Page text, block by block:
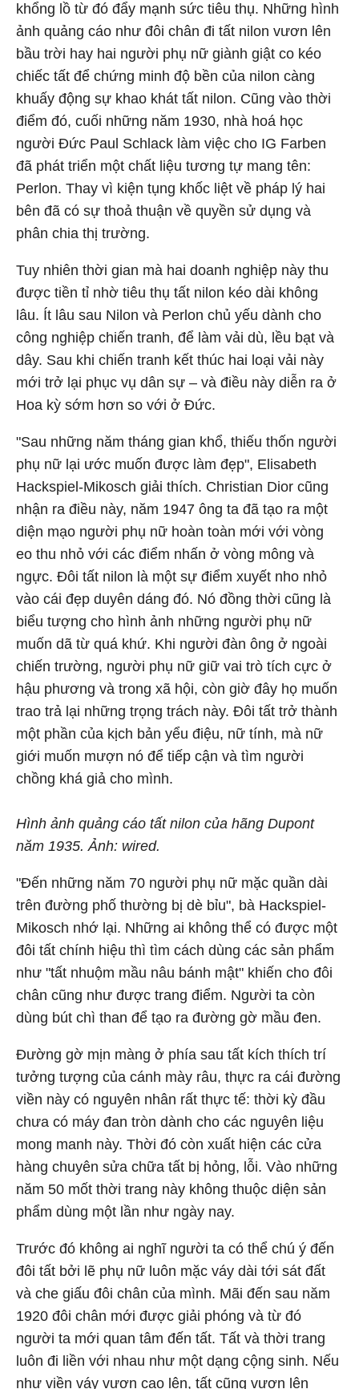
khổng lồ từ đó đẩy mạnh sức tiêu thụ. Những hình
ảnh quảng cáo như đôi chân đi tất nilon vươn lên
bầu trời hay hai người phụ nữ giành giật co kéo
chiếc tất để chứng minh độ bền của nilon càng
khuấy động sự khao khát tất nilon. Cũng vào thời
điểm đó, cuối những năm 1930, nhà hoá học
người Đức Paul Schlack làm việc cho IG Farben
đã phát triển một chất liệu tương tự mang tên:
Perlon. Thay vì kiện tụng khốc liệt về pháp lý hai
bên đã có sự thoả thuận về quyền sử dụng và
phân chia thị trường.
Tuy nhiên thời gian mà hai doanh nghiệp này thu
được tiền tỉ nhờ tiêu thụ tất nilon kéo dài không
lâu. Ít lâu sau Nilon và Perlon chủ yếu dành cho
công nghiệp chiến tranh, để làm vải dù, lều bạt và
dây. Sau khi chiến tranh kết thúc hai loại vải này
mới trở lại phục vụ dân sự – và điều này diễn ra ở
Hoa kỳ sớm hơn so với ở Đức.
"Sau những năm tháng gian khổ, thiếu thốn người
phụ nữ lại ước muốn được làm đẹp", Elisabeth
Hackspiel-Mikosch giải thích. Christian Dior cũng
nhận ra điều này, năm 1947 ông ta đã tạo ra một
diện mạo người phụ nữ hoàn toàn mới với vòng
eo thu nhỏ với các điểm nhấn ở vòng mông và
ngực. Đôi tất nilon là một sự điểm xuyết nho nhỏ
vào cái đẹp duyên dáng đó. Nó đồng thời cũng là
biểu tượng cho hình ảnh những người phụ nữ
muốn dã từ quá khứ. Khi người đàn ông ở ngoài
chiến trường, người phụ nữ giữ vai trò tích cực ở
hậu phương và trong xã hội, còn giờ đây họ muốn
trao trả lại những trọng trách này. Đôi tất trở thành
một phần của kịch bản yểu điệu, nữ tính, mà nữ
giới muốn mượn nó để tiếp cận và tìm người
chồng khá giả cho mình.
Hình ảnh quảng cáo tất nilon của hãng Dupont
năm 1935. Ảnh: wired.
"Đến những năm 70 người phụ nữ mặc quần dài
trên đường phố thường bị dè bỉu", bà Hackspiel-
Mikosch nhớ lại. Những ai không thể có được một
đôi tất chính hiệu thì tìm cách dùng các sản phẩm
như "tất nhuộm mầu nâu bánh mật" khiến cho đôi
chân cũng như được trang điểm. Người ta còn
dùng bút chì than để tạo ra đường gờ mầu đen.
Đường gờ mịn màng ở phía sau tất kích thích trí
tưởng tượng của cánh mày râu, thực ra cái đường
viền này có nguyên nhân rất thực tế: thời kỳ đầu
chưa có máy đan tròn dành cho các nguyên liệu
mong manh này. Thời đó còn xuất hiện các cửa
hàng chuyên sửa chữa tất bị hỏng, lỗi. Vào những
năm 50 mốt thời trang này không thuộc diện sản
phẩm dùng một lần như ngày nay.
Trước đó không ai nghĩ người ta có thể chú ý đến
đôi tất bởi lẽ phụ nữ luôn mặc váy dài tới sát đất
và che giấu đôi chân của mình. Mãi đến sau năm
1920 đôi chân mới được giải phóng và từ đó
người ta mới quan tâm đến tất. Tất và thời trang
luôn đi liền với nhau như một dạng cộng sinh. Nếu
như viền váy vươn cao lên, tất cũng vươn lên